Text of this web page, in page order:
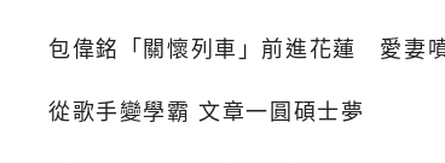
包偉銘「關懷列車」前進花蓮 愛妻
從歌手變學霸 文章一圓碩士夢